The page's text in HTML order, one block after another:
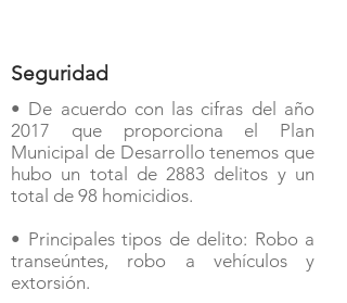
Seguridad
• De acuerdo con las cifras del año
2017 que proporciona el Plan
Municipal de Desarrollo tenemos que
hubo un total de 2883 delitos y un
total de 98 homicidios.
• Principales tipos de delito: Robo a
transeúntes, robo a vehículos y
extorsión.